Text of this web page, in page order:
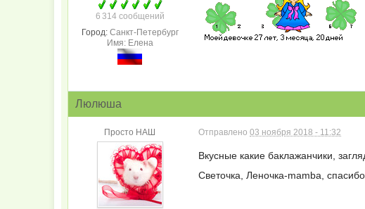
6 314 сообщений
Город: Санкт-Петербург
Имя: Елена
Люлюша
Просто НАШ Отправлено03 ноября 2018 - 11:32
Вкусные какие баклажанчики,
Светочка, Леночка-mamba,